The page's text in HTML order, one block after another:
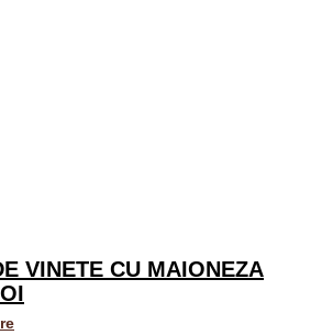
VINETE CU MAIONEZA